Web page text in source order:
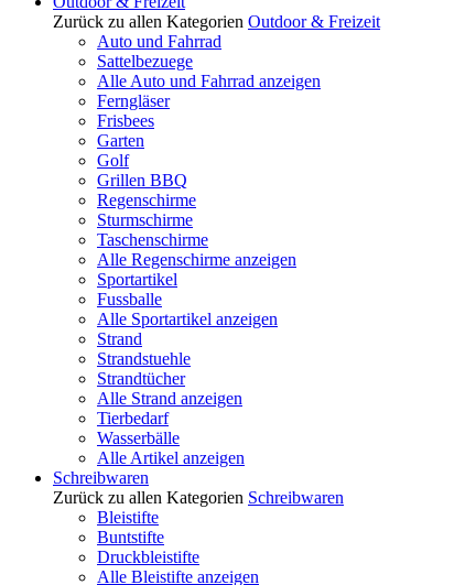
Zurück zu allen Kategorien Outdoor & Freizeit
Auto und Fahrrad
Sattelbezuege
Alle Auto und Fahrrad anzeigen
Ferngläser
Frisbees
Garten
Golf
Grillen BBQ
Regenschirme
Sturmschirme
Taschenschirme
Alle Regenschirme anzeigen
Sportartikel
Fussballe
Alle Sportartikel anzeigen
Strand
Strandstuehle
Strandtücher
Alle Strand anzeigen
Tierbedarf
Wasserbälle
Alle Artikel anzeigen
Schreibwaren
Zurück zu allen Kategorien Schreibwaren
Bleistifte
Buntstifte
Druckbleistifte
Alle Bleistifte anzeigen